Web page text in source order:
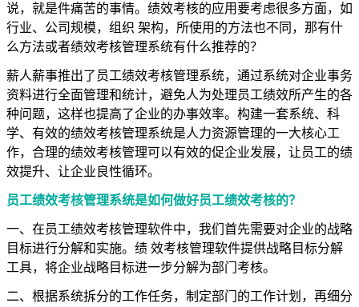
说，就是件痛苦的事情。绩效考核的应用要考虑很多方面，如
行业、公司规模，组织 架构，所使用的方法也不同，那有什
么方法或者绩效考核管理系统有什么推荐的？
薪人薪事推出了员工绩效考核管理系统，通过系统对企业事务
资料进行全面管理和统计，避免人为处理员工绩效所产生的各
种问题，这样也提高了企业的办事效率。构建一套系统、科
学、有效的绩效考核管理系统是人力资源管理的一大核心工
作，合理的绩效考核管理可以有效的促企业发展，让员工的绩
效提升、让企业良性循环。
员工绩效考核管理系统是如何做好员工绩效考核的？
一、在员工绩效考核管理软件中，我们首先需要对企业的战略
目标进行分解和实施。绩 效考核管理软件提供战略目标分解
工具，将企业战略目标进一步分解为部门考核。
二、根据系统拆分的工作任务，制定部门的工作计划，再细分